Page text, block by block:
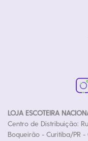
LOJA ESCOTEIRA
Centro de Distribuição:
Boqueirão - Curitiba/PR -